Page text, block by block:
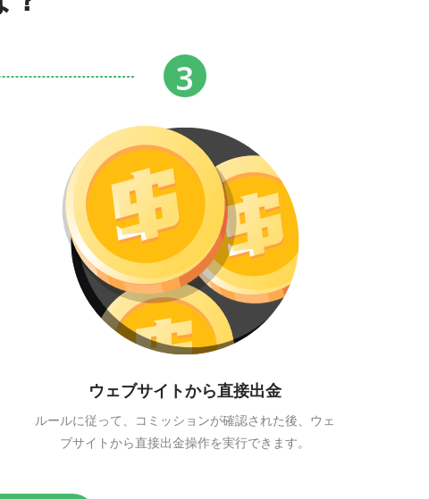
ウェブサイトから直接出金
ルールに従って、コミッションが確認された後、ウェ
ブサイトから直接出金操作を実行できます。